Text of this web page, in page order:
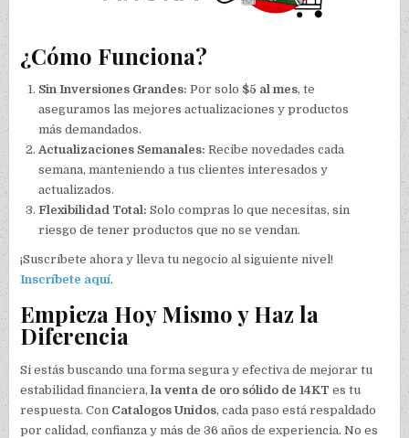
¿Cómo Funciona?
Sin Inversiones Grandes: Por solo $5 al mes, te
aseguramos las mejores actualizaciones y productos
más demandados.
Actualizaciones Semanales: Recibe novedades cada
semana, manteniendo a tus clientes interesados y
actualizados.
Flexibilidad Total: Solo compras lo que necesitas, sin
riesgo de tener productos que no se vendan.
¡Suscríbete ahora y lleva tu negocio al siguiente nivel!
Inscríbete aquí.
Empieza Hoy Mismo y Haz la
Diferencia
Si estás buscando una forma segura y efectiva de mejorar tu
estabilidad financiera,la venta de oro sólido de 14KT es tu
respuesta. Con Catalogos Unidos, cada paso está respaldado
por calidad, confianza y más de 36 años de experiencia. No es